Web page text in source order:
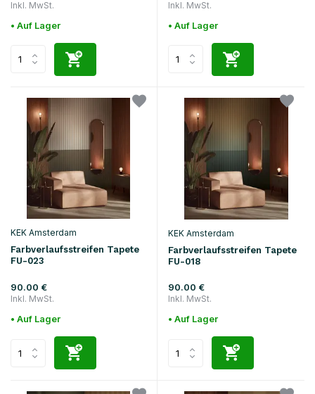
Inkl. MwSt.
• Auf Lager
Inkl. MwSt.
• Auf Lager
KEK Amsterdam
Farbverlaufsstreifen Tapete
FU-023
90.00 €
Inkl. MwSt.
• Auf Lager
KEK Amsterdam
Farbverlaufsstreifen Tapete
FU-018
90.00 €
Inkl. MwSt.
• Auf Lager